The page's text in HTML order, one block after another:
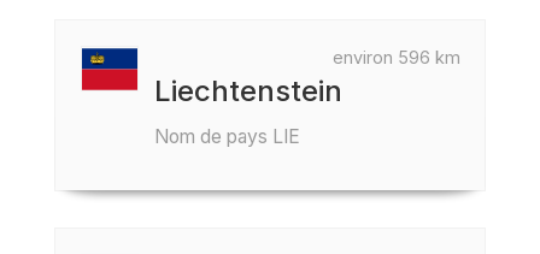
environ 596 km
Liechtenstein
Nom de pays LIE